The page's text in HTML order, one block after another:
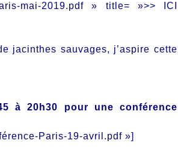
mai-2019.pdf » title= »>> ICI
jacinthes sauvages, j’aspire cette
à 20h30 pour une conférence
Paris-19-avril.pdf »]